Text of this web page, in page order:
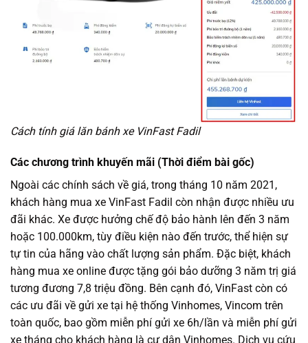
Cách tính giá lăn bánh xe VinFast Fadil
Các chương trình khuyến mãi (Thời điểm bài gốc)
Ngoài các chính sách về giá, trong tháng 10 năm 2021,
khách hàng mua xe VinFast Fadil còn nhận được nhiều ưu
đãi khác. Xe được hưởng chế độ bảo hành lên đến 3 năm
hoặc 100.000km, tùy điều kiện nào đến trước, thể hiện sự
tự tin của hãng vào chất lượng sản phẩm. Đặc biệt, khách
hàng mua xe online được tặng gói bảo dưỡng 3 năm trị giá
tương đương 7,8 triệu đồng. Bên cạnh đó, VinFast còn có
các ưu đãi về gửi xe tại hệ thống Vinhomes, Vincom trên
toàn quốc, bao gồm miễn phí gửi xe 6h/lần và miễn phí gửi
xe tháng cho khách hàng là cư dân Vinhomes. Dịch vụ cứu